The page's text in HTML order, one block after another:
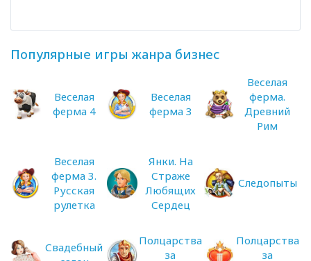
Популярные игры жанра бизнес
Веселая
ферма 4
Веселая
ферма 3
Веселая
ферма.
Древний
Рим
Веселая
ферма 3.
Русская
рулетка
Янки. На
Страже
Любящих
Сердец
Следопыты
Свадебный
Полцарства
за
Полцарства
за